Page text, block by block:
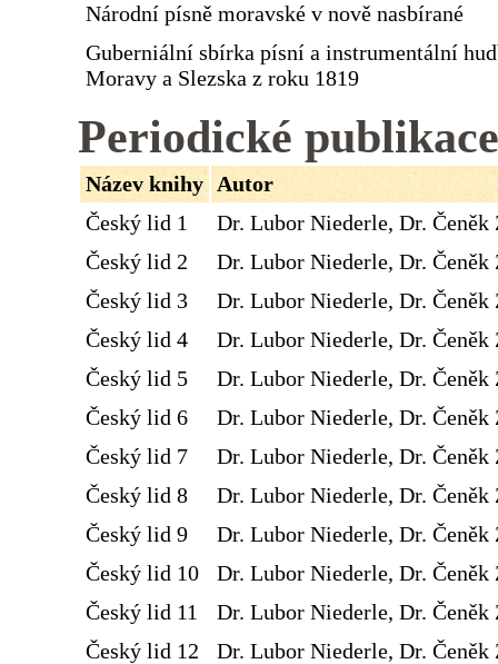
Národní písně moravské v nově nasbírané
Guberniální sbírka písní a instrumentální
Moravy a Slezska z roku 1819
Periodické publikace
Název knihy Autor
Český lid 1
Dr. Lubor Niederle, Dr. Čeněk
Český lid 2
Dr. Lubor Niederle, Dr. Čeněk
Český lid 3
Dr. Lubor Niederle, Dr. Čeněk
Český lid 4
Dr. Lubor Niederle, Dr. Čeněk
Český lid 5
Dr. Lubor Niederle, Dr. Čeněk
Český lid 6
Dr. Lubor Niederle, Dr. Čeněk
Český lid 7
Dr. Lubor Niederle, Dr. Čeněk
Český lid 8
Dr. Lubor Niederle, Dr. Čeněk
Český lid 9
Dr. Lubor Niederle, Dr. Čeněk
Český lid 10
Dr. Lubor Niederle, Dr. Čeněk
Český lid 11
Dr. Lubor Niederle, Dr. Čeněk
Český lid 12
Dr. Lubor Niederle, Dr. Čeněk